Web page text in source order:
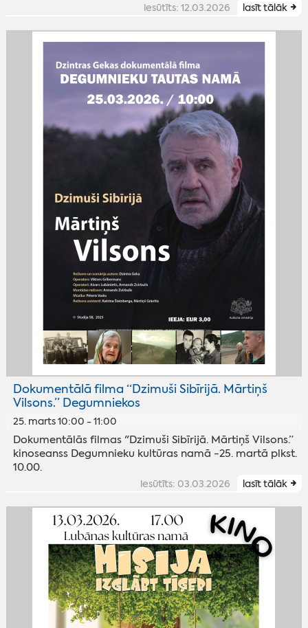
iesūtīts: 12.03.2026 lasīt tālāk
Dokumentālā filma “Dzimuši Sibīrijā. Mārtiņš
Vilsons.” Degumniekos
25. marts 10:00 - 11:00
Dokumentālās filmas "Dzimuši Sibīrijā. Mārtiņš Vilsons.”
kinoseanss Degumnieku kultūras namā -25. martā plkst.
10.00.
iesūtīts: 03.03.2026 lasīt tālāk